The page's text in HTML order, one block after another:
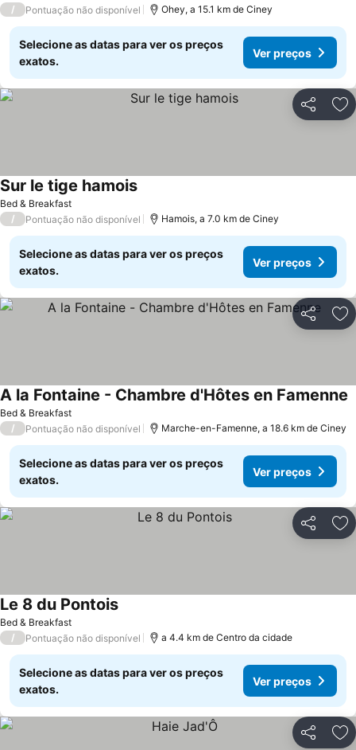
/ Pontuação não disponível Ohey, a 15.1 km de Ciney
Selecione as datas para ver os preços
exatos.
Ver preços
Partilhar
Bed & Breakfast
Sur le tige hamoisVer preços
/ Pontuação não disponível Hamois, a 7.0 km de Ciney
Selecione as datas para ver os preços
exatos.
Ver preços
Partilhar
Bed & Breakfast
A la Fontaine - Chambre d'Hôtes en Famenne
/ Pontuação não disponível Marche-en-Famenne, a 18.6 km de Ciney
Selecione as datas para ver os preços
exatos.
Ver preços
Partilhar
Bed & Breakfast
Le 8 du PontoisVer preços
/ Pontuação não disponível a 4.4 km de Centro da cidade
Selecione as datas para ver os preços
exatos.
Ver preços
Partilhar